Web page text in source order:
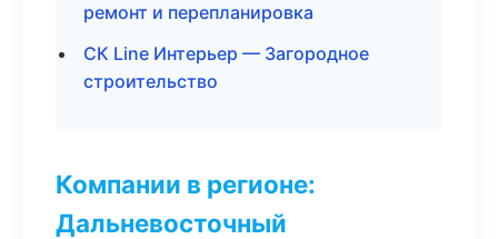
ремонт и перепланировка
СК Line Интерьер — Загородное
строительство
Компании в регионе:
Дальневосточный